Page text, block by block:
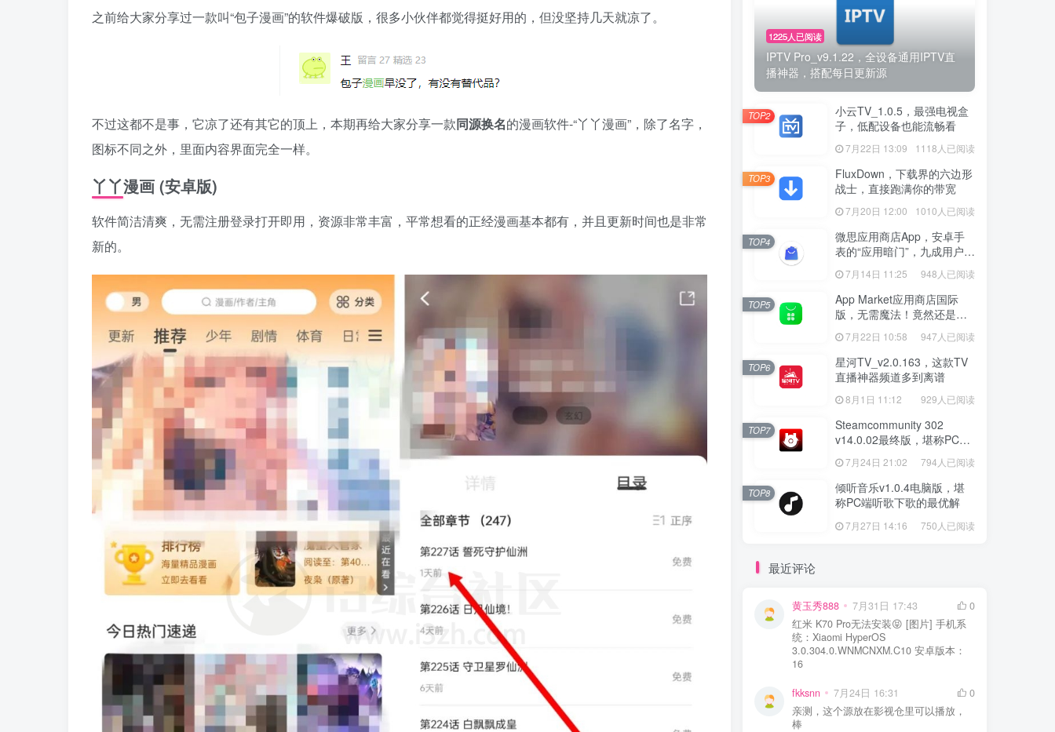
之前给大家分享过一款叫“包子漫画”的软件爆破版，很多小伙伴都觉得挺好用的，但没坚持几天就凉了。
不过这都不是事，它凉了还有其它的顶上，本期再给大家分享一款同源换名的漫画软件-“丫丫漫画”，除了名字，
图标不同之外，里面内容界面完全一样。
丫丫漫画 (安卓版)
软件简洁清爽，无需注册登录打开即用，资源非常丰富，平常想看的正经漫画基本都有，并且更新时间也是非常
新的。
1225人已阅读
IPTV Pro_v9.1.22，全设备通用IPTV直
播神器，搭配每日更新源
小云TV_1.0.5，最强电视盒
子，低配设备也能流畅看
7月22日 13:09 1118人已阅读
TOP2
FluxDown，下载界的六边形
战士，直接跑满你的带宽
7月20日 12:00 1010人已阅读
TOP3
微思应用商店App，安卓手
表的“应用暗门”，九成用户还
没发现
7月14日 11:25 948人已阅读
TOP4
App Market应用商店国际
版，无需魔法！竟然还是大
厂出品？
7月22日 10:58 947人已阅读
TOP5
星河TV_v2.0.163，这款TV
直播神器频道多到离谱
8月1日 11:12 929人已阅读
TOP6
Steamcommunity 302
v14.0.02最终版，堪称PC玩
家必备的网络工具箱
7月24日 21:02 794人已阅读
TOP7
倾听音乐v1.0.4电脑版，堪
称PC端听歌下歌的最优解
7月27日 14:16 750人已阅读
TOP8
最近评论
黄玉秀888 7月31日 17:43
0
红米 K70 Pro无法安装😝 [图片] 手机系
统：Xiaomi HyperOS
3.0.304.0.WNMCNXM.C10 安卓版本：
16
fkksnn 7月24日 16:31
0
亲测，这个源放在影视仓里可以播放，
棒